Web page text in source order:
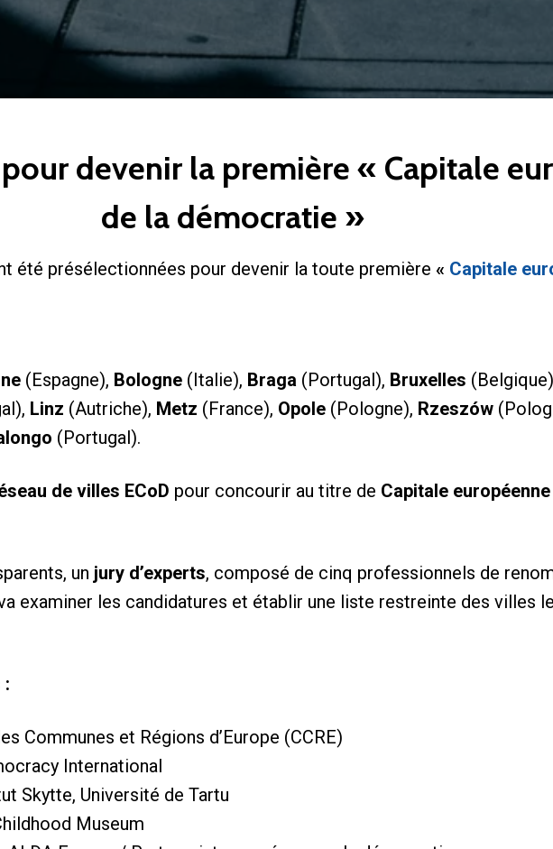
devenir la première « Capitale
de la démocratie »
été présélectionnées pour devenir la toute première « Capitale
(Espagne), Bologne (Italie), Braga (Portugal), Bruxelles
Linz (Autriche), Metz (France), Opole (Pologne), Rzeszów
(Portugal).
de villes ECoD pour concourir au titre de Capitale
un jury d’experts, composé de cinq professionnels de
examiner les candidatures et établir une liste restreinte des villes
:
Communes et Régions d’Europe (CCRE)
International
Skytte, Université de Tartu
Museum